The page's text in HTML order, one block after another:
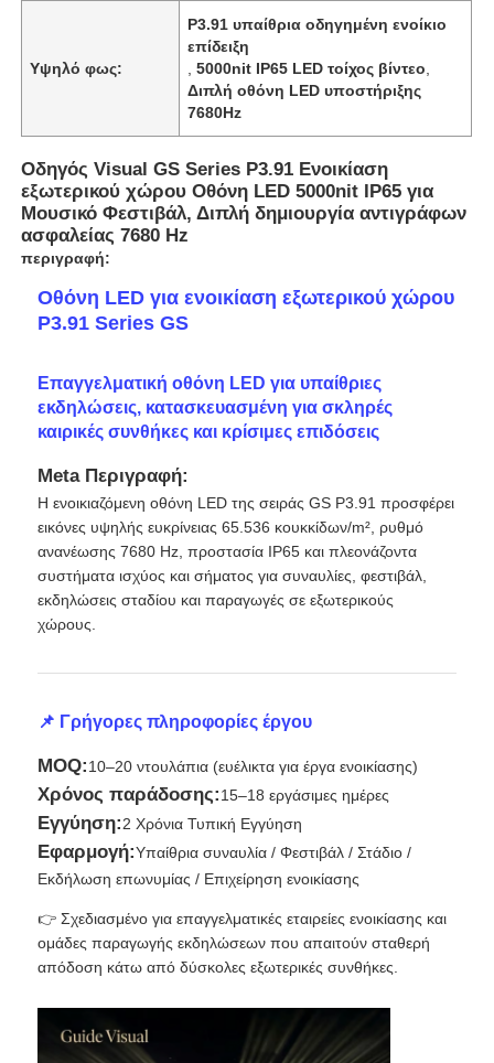
Αρχική
Προϊόντα
Βίντεο
Εκπομπή VR
Ξενάγηση στο Εργοστάσιο
Ποιοτικός έλεγχος
Επικοινωνήστε μαζί μας
Ειδήσεις
Υποθέσεις
Υψηλό φως:
P3.91 υπαίθρια οδηγημένη ενοίκιο
επίδειξη
,5000nit IP65 LED τοίχος βίντεο
Διπλή οθόνη LED υποστήριξης
7680Hz
Οδηγός Visual GS Series P3.91 Ενοικίαση
εξωτερικού χώρου Οθόνη LED 5000nit IP65 για
Μουσικό Φεστιβάλ, Διπλή δημιουργία αντιγράφων
ασφαλείας 7680 Hz
περιγραφή:
Οθόνη LED για ενοικίαση εξωτερικού χώρου
P3.91 Series GS
Επαγγελματική οθόνη LED για υπαίθριες
εκδηλώσεις, κατασκευασμένη για σκληρές
καιρικές συνθήκες και κρίσιμες επιδόσεις
Meta Περιγραφή:
Η ενοικιαζόμενη οθόνη LED της σειράς GS P3.91 προσφέρει
εικόνες υψηλής ευκρίνειας 65.536 κουκκίδων/m², ρυθμό
ανανέωσης 7680 Hz, προστασία IP65 και πλεονάζοντα
συστήματα ισχύος και σήματος για συναυλίες, φεστιβάλ,
εκδηλώσεις σταδίου και παραγωγές σε εξωτερικούς
χώρους.
📌 Γρήγορες πληροφορίες έργου
MOQ:10–20 ντουλάπια (ευέλικτα για έργα ενοικίασης)
Χρόνος παράδοσης:15–18 εργάσιμες ημέρες
Εγγύηση:2 Χρόνια Τυπική Εγγύηση
Εφαρμογή:Υπαίθρια συναυλία / Φεστιβάλ / Στάδιο /
Εκδήλωση επωνυμίας / Επιχείρηση ενοικίασης
👉 Σχεδιασμένο για επαγγελματικές εταιρείες ενοικίασης και
ομάδες παραγωγής εκδηλώσεων που απαιτούν σταθερή
απόδοση κάτω από δύσκολες εξωτερικές συνθήκες.